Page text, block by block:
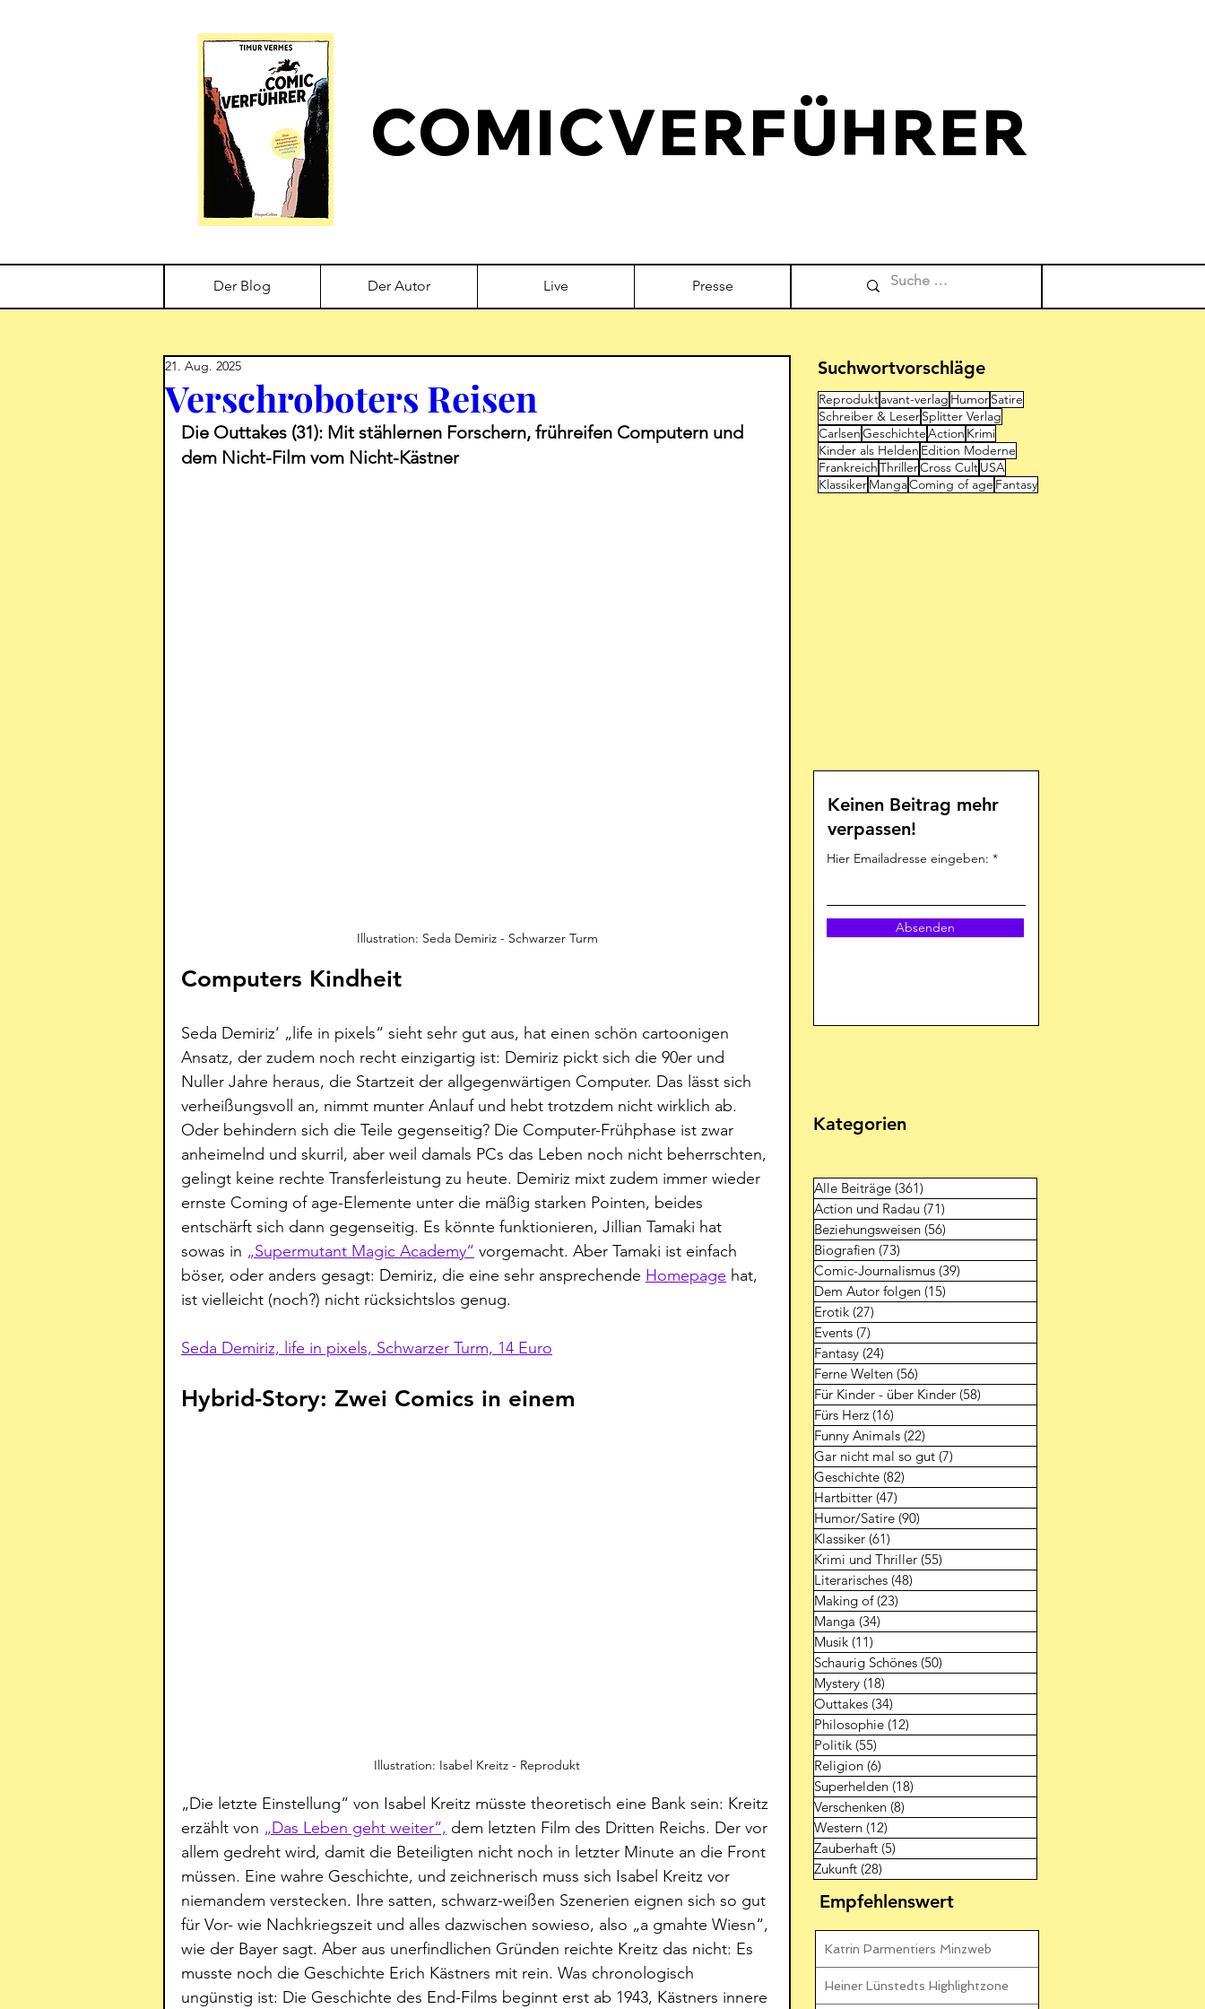
COMICVERFÜHRER
Der Blog Der Autor Live Presse
Verschroboters Reisen
21. Aug. 2025
Die Outtakes (31): Mit stählernen Forschern, frühreifen Computern und
dem Nicht-Film vom Nicht-Kästner
Illustration: Seda Demiriz - Schwarzer Turm
Computers Kindheit
Seda Demiriz‘ „life in pixels“ sieht sehr gut aus, hat einen schön cartoonigen
Ansatz, der zudem noch recht einzigartig ist: Demiriz pickt sich die 90er und
Nuller Jahre heraus, die Startzeit der allgegenwärtigen Computer. Das lässt sich
verheißungsvoll an, nimmt munter Anlauf und hebt trotzdem nicht wirklich ab.
Oder behindern sich die Teile gegenseitig? Die Computer-Frühphase ist zwar
anheimelnd und skurril, aber weil damals PCs das Leben noch nicht beherrschten,
gelingt keine rechte Transferleistung zu heute. Demiriz mixt zudem immer wieder
ernste Coming of age-Elemente unter die mäßig starken Pointen, beides
entschärft sich dann gegenseitig. Es könnte funktionieren, Jillian Tamaki hat
sowas in „Supermutant Magic Academy“ vorgemacht. Aber Tamaki ist einfach
böser, oder anders gesagt: Demiriz, die eine sehr ansprechende Homepage hat,
ist vielleicht (noch?) nicht rücksichtslos genug.
Seda Demiriz, life in pixels, Schwarzer Turm, 14 Euro
Hybrid-Story: Zwei Comics in einem
Illustration: Isabel Kreitz - Reprodukt
„Die letzte Einstellung“ von Isabel Kreitz müsste theoretisch eine Bank sein: Kreitz
erzählt von „Das Leben geht weiter“, dem letzten Film des Dritten Reichs. Der vor
allem gedreht wird, damit die Beteiligten nicht noch in letzter Minute an die Front
müssen. Eine wahre Geschichte, und zeichnerisch muss sich Isabel Kreitz vor
niemandem verstecken. Ihre satten, schwarz-weißen Szenerien eignen sich so gut
für Vor- wie Nachkriegszeit und alles dazwischen sowieso, also „a gmahte Wiesn“,
wie der Bayer sagt. Aber aus unerfindlichen Gründen reichte Kreitz das nicht: Es
musste noch die Geschichte Erich Kästners mit rein. Was chronologisch
ungünstig ist: Die Geschichte des End-Films beginnt erst ab 1943, Kästners innere
Suchwortvorschläge
Reproduktavant-verlag HumorSatire
Schreiber & LeserSplitter Verlag
CarlsenGeschichteAction Krimi
Kinder als Helden Edition Moderne
FrankreichThrillerCross CultUSA
KlassikerMangaComing of age Fantasy
Kategorien
Alle Beiträge (361)
Action und Radau (71)
Beziehungsweisen (56)
Biografien (73)
Comic-Journalismus (39)
Dem Autor folgen (15)
Erotik (27)
Events (7)
Fantasy (24)
Ferne Welten (56)
Für Kinder - über Kinder (58)
Fürs Herz (16)
Funny Animals (22)
Gar nicht mal so gut (7)
Geschichte (82)
Hartbitter (47)
Humor/Satire (90)
Klassiker (61)
Krimi und Thriller (55)
Literarisches (48)
Making of (23)
Manga (34)
Musik (11)
Schaurig Schönes (50)
Mystery (18)
Outtakes (34)
Philosophie (12)
Politik (55)
Religion (6)
Superhelden (18)
Verschenken (8)
Western (12)
Zauberhaft (5)
Zukunft (28)
Keinen Beitrag mehr
verpassen!
Hier Emailadresse eingeben:
Absenden
Empfehlenswert
Katrin Parmentiers Minzweb
Heiner Lünstedts Highlightzone